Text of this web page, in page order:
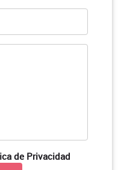
de Privacidad